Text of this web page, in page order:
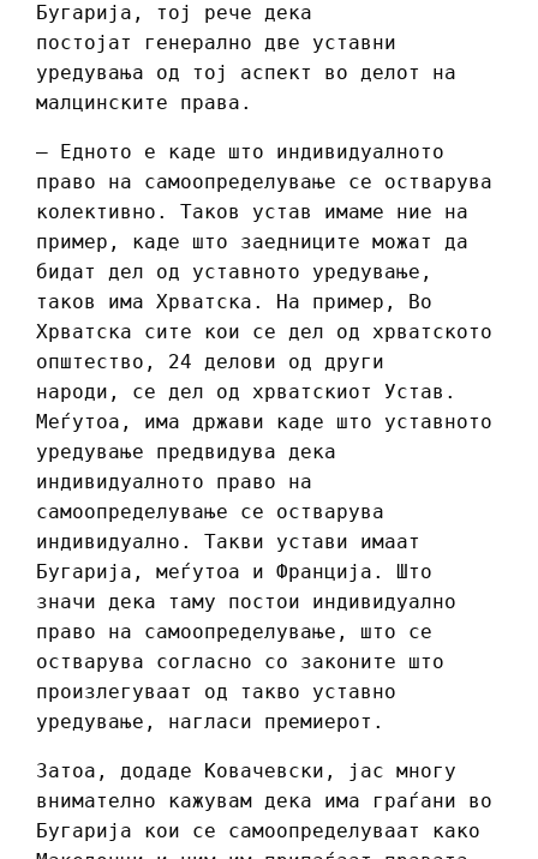
Бугарија, тој рече дека
постојат генерално две уставни
уредувања од тој аспект во делот на
малцинските права.
– Едното е каде што индивидуалното
право на самоопределување се остварува
колективно. Таков устав имаме ние на
пример, каде што заедниците можат да
бидат дел од уставното уредување,
таков има Хрватска. На пример, Во
Хрватска сите кои се дел од хрватското
општество, 24 делови од други
народи, се дел од хрватскиот Устав.
Меѓутоа, има држави каде што уставното
уредување предвидува дека
индивидуалното право на
самоопределување се остварува
индивидуално. Tакви устави имаaт
Бугарија, меѓутоа и Франција. Што
значи дека таму постои индивидуално
право на самоопределување, што се
остварува согласно со законите што
произлегуваат од такво уставно
уредување, нагласи премиерот.
Затоа, додаде Ковачевски, јас многу
внимателно кажувам дека има граѓани во
Бугарија кои се самоопределуваат како